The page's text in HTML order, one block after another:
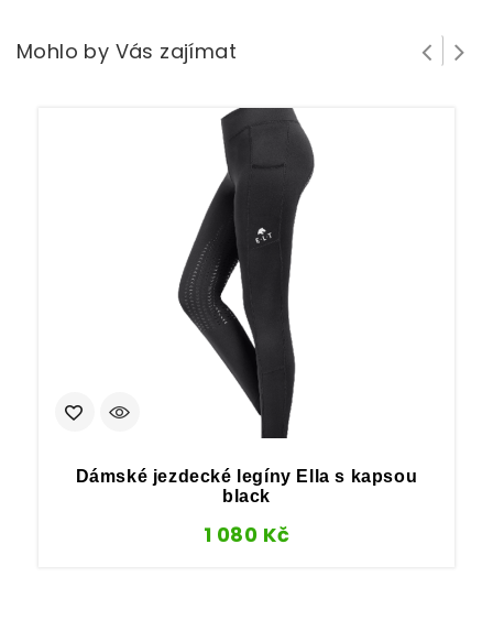
Mohlo by Vás zajímat
Dámské jezdecké legíny Ella s kapsou
black
1 080 Kč